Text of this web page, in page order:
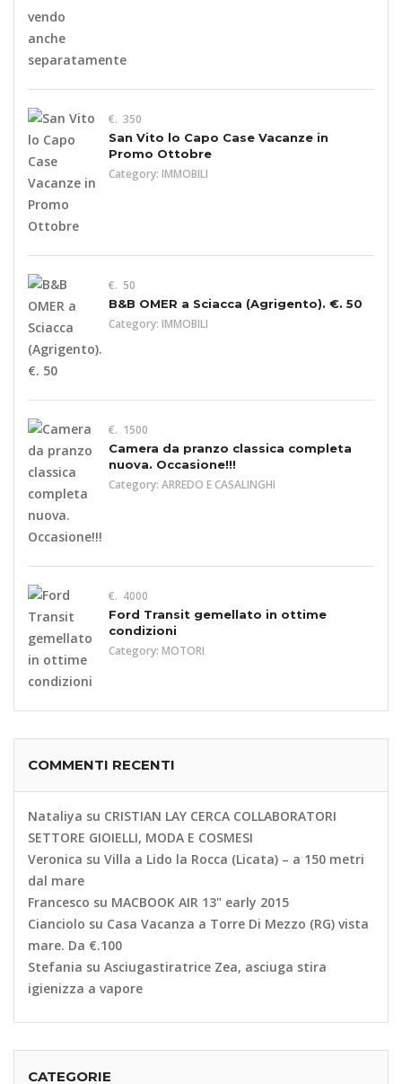
€. 350
San Vito lo Capo Case Vacanze in
Promo Ottobre
Category: IMMOBILI
€. 50
B&B OMER a Sciacca (Agrigento). €. 50
Category: IMMOBILI
€. 1500
Camera da pranzo classica completa
nuova. Occasione!!!
Category: ARREDO E CASALINGHI
€. 4000
Ford Transit gemellato in ottime
condizioni
Category: MOTORI
COMMENTI RECENTI
Nataliya su CRISTIAN LAY CERCA COLLABORATORI
SETTORE GIOIELLI, MODA E COSMESI
Veronica su Villa a Lido la Rocca (Licata) – a 150 metri
dal mare
Francesco su MACBOOK AIR 13" early 2015
Cianciolo su Casa Vacanza a Torre Di Mezzo (RG) vista
mare. Da €.100
Stefania su Asciugastiratrice Zea, asciuga stira
igienizza a vapore
CATEGORIE